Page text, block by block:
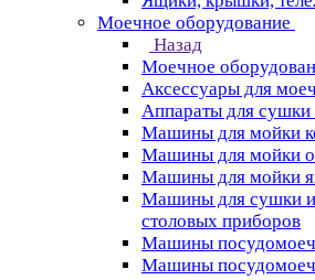
Моечное оборудование
Назад
Моечное
Аксессуары для
Аппараты для сушки
Машины для мойки
Машины для мойки
Машины для мойки
Машины для сушки
столовых приборов
Машины
Машины